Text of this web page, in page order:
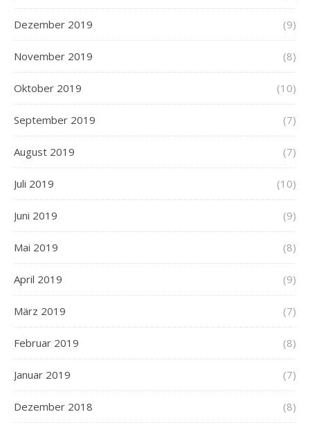
Dezember 2019 (9)
November 2019 (8)
Oktober 2019 (10)
September 2019 (7)
August 2019 (7)
Juli 2019 (10)
Juni 2019 (9)
Mai 2019 (8)
April 2019 (9)
März 2019 (7)
Februar 2019 (8)
Januar 2019 (7)
Dezember 2018 (8)